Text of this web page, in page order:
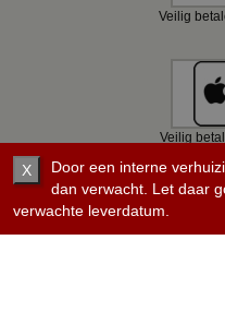
Veilig
Veilig
X
Door een interne
dan verwacht. Let daar
verwachte leverdatum.